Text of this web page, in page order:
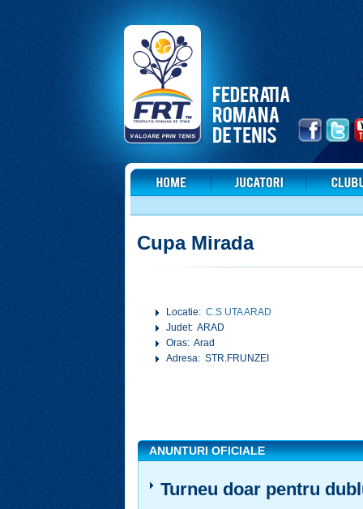
Cupa Mirada
Locatie:C.S UTA ARAD
Judet: ARAD
Oras: Arad
Adresa: STR.FRUNZEI
ANUNTURI OFICIALE
Turneu doar pentru